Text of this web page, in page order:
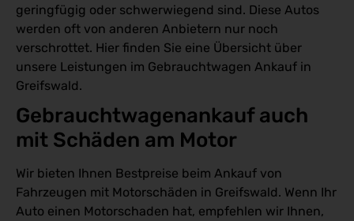
geringfügig oder schwerwiegend sind. Diese Autos
werden oft von anderen Anbietern nur noch
verschrottet. Hier finden Sie eine Übersicht über
unsere Leistungen im Gebrauchtwagen Ankauf in
Greifswald.
Gebrauchtwagenankauf auch
mit Schäden am Motor
Wir bieten Ihnen Bestpreise beim Ankauf von
Fahrzeugen mit Motorschäden in Greifswald. Wenn Ihr
Auto einen Motorschaden hat, empfehlen wir Ihnen,